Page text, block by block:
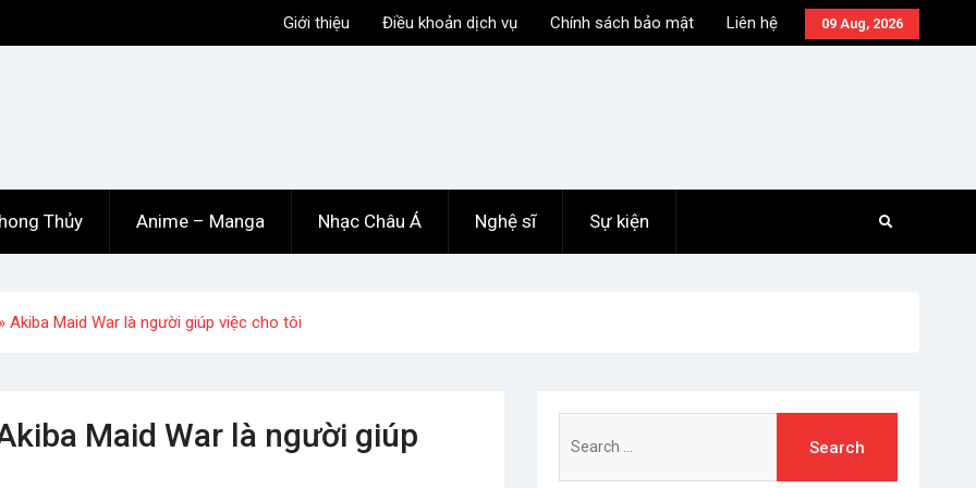
09 Aug, 2026
Giới thiệu Điều khoản dịch vụ Chính sách bảo mật Liên hệ
Thủy Anime – Manga Nhạc Châu Á Nghệ sĩ Sự kiện
Akiba Maid War là người giúp việc cho tôi
Maid War là người giúp
for: